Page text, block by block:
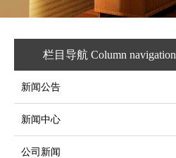
栏目导航 Column navigation
新闻公告
新闻中心
公司新闻